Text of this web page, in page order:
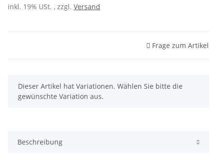
inkl. 19% USt. , zzgl. Versand
Frage zum Artikel
x
Dieser Artikel hat Variationen. Wählen Sie bitte die
gewünschte Variation aus.
Beschreibung